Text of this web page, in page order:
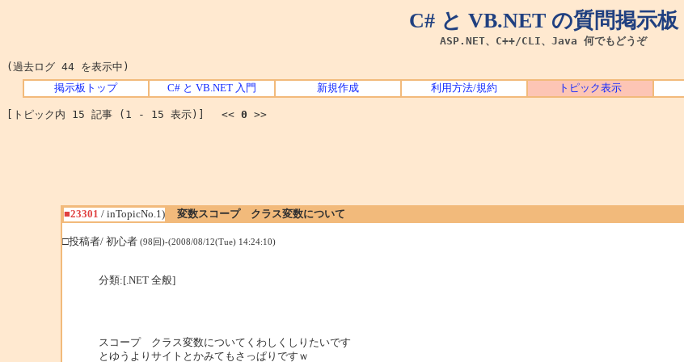
C# と VB.NET の質問掲示板
ASP.NET、C++/CLI、Java 何でもどうぞ
(過去ログ 44 を表示中)
掲示板トップ C# と VB.NET 入門 新規作成 利用方法/規約 トピック表示
[トピック内 15 記事 (1 - 15 表示)] << 0 >>
■23301 / inTopicNo.1)
変数スコープ クラス変数について
□投稿者/ 初心者 (98回)-(2008/08/12(Tue) 14:24:10)
分類:[.NET 全般]
スコープ クラス変数についてくわしくしりたいです
とゆうよりサイトとかみてもさっぱりですｗ